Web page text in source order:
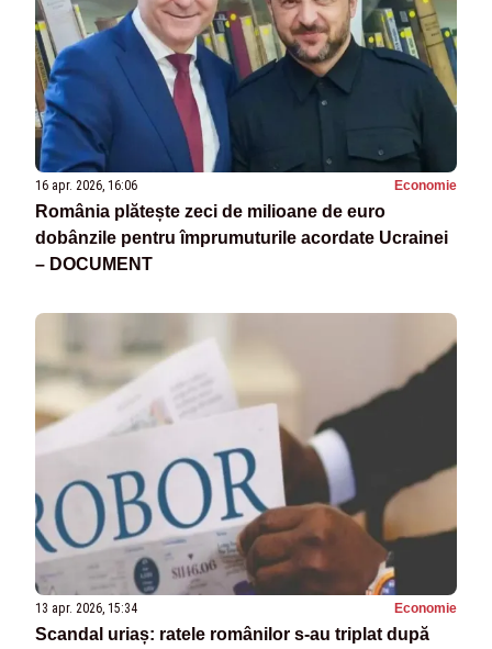
16 apr. 2026, 16:06 Economie
România plătește zeci de milioane de euro
dobânzile pentru împrumuturile acordate Ucrainei
– DOCUMENT
13 apr. 2026, 15:34 Economie
Scandal uriaș: ratele românilor s-au triplat după